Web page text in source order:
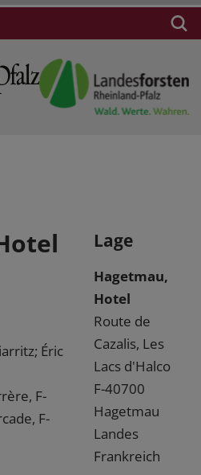
Éric
F-
F-
Lage
Hagetmau,
Hotel
Route de
Cazalis, Les
Lacs d'Halco
F-40700
Hagetmau
Landes
Frankreich